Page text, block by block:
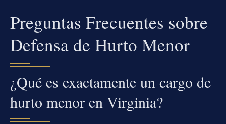
Preguntas Frecuentes sobre
Defensa de Hurto Menor
¿Qué es exactamente un cargo de
hurto menor en Virginia?